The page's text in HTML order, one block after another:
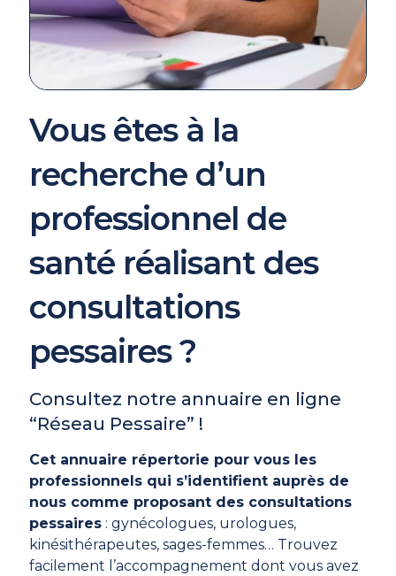
Vous êtes à la
recherche d’un
professionnel de
santé réalisant des
consultations
pessaires ?
Consultez notre annuaire en ligne
“Réseau Pessaire” !
Cet annuaire répertorie pour vous les
professionnels qui s’identifient auprès de
nous comme proposant des consultations
pessaires : gynécologues, urologues,
kinésithérapeutes, sages-femmes… Trouvez
facilement l’accompagnement dont vous avez